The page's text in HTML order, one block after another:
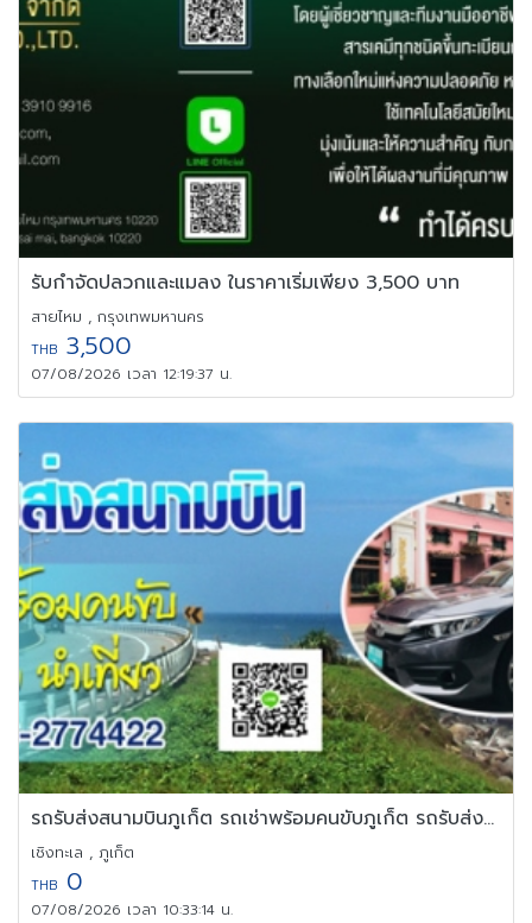
รับกำจัดปลวกและแมลง ในราคาเริ่มเพียง 3,500 บาท
สายไหม , กรุงเทพมหานคร
THB 3,500
07/08/2026 เวลา 12:19:37 น.
รถรับส่งสนามบินภูเก็ต รถเช่าพร้อมคนขับภูเก็ต รถรับส่งภูเก็ต
เชิงทะเล , ภูเก็ต
THB 0
07/08/2026 เวลา 10:33:14 น.